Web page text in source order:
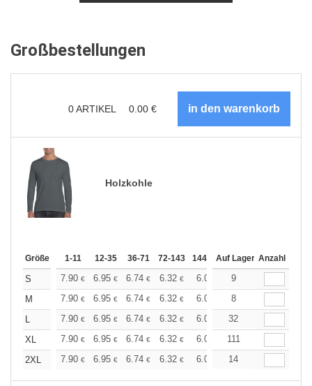
Großbestellungen
0ARTIKEL 0.00 €
Holzkohle
Größe 1-11 12-35 36-71 72-143 144-287 288 + Mehr
Auf Lager Anzahl
S 7.90 € 6.95 € 6.74 € 6.32 € 6.00 5.90
9
M
7.90 € 6.95 € 6.74 € 6.32 € 6.00 5.90
8
L
7.90 € 6.95 € 6.74 € 6.32 € 6.00 5.90
32
XL
7.90 € 6.95 € 6.74 € 6.32 € 6.00 5.90
111
2XL
7.90 € 6.95 € 6.74 € 6.32 € 6.00 5.90
14